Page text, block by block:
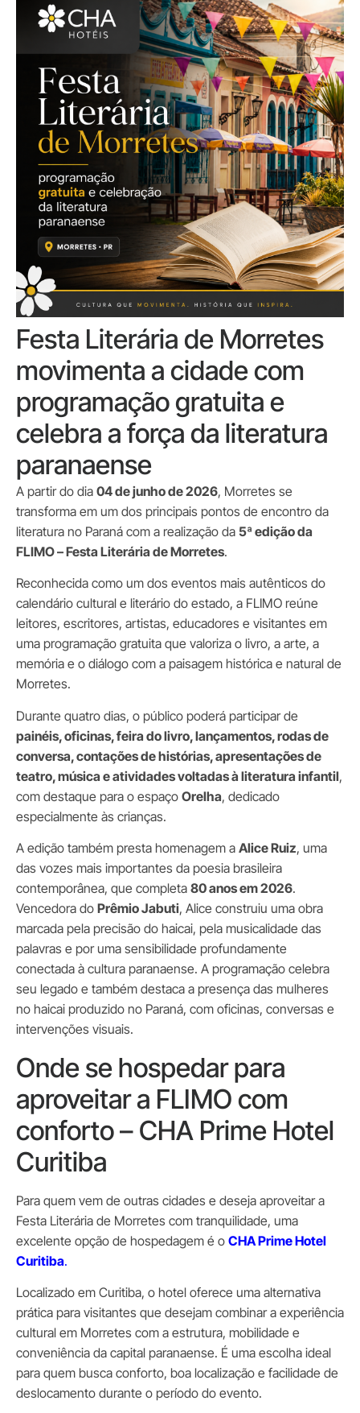
Festa Literária de Morretes
movimenta a cidade com
programação gratuita e
celebra a força da literatura
paranaense
A partir do dia 04 de junho de 2026, Morretes se
transforma em um dos principais pontos de encontro da
literatura no Paraná com a realização da 5ª edição da
FLIMO – Festa Literária de Morretes.
Reconhecida como um dos eventos mais autênticos do
calendário cultural e literário do estado, a FLIMO reúne
leitores, escritores, artistas, educadores e visitantes em
uma programação gratuita que valoriza o livro, a arte, a
memória e o diálogo com a paisagem histórica e natural de
Morretes.
Durante quatro dias, o público poderá participar de
painéis, oficinas, feira do livro, lançamentos, rodas de
conversa, contações de histórias, apresentações de
teatro, música e atividades voltadas à literatura infantil,
com destaque para o espaço Orelha, dedicado
especialmente às crianças.
A edição também presta homenagem a Alice Ruiz, uma
das vozes mais importantes da poesia brasileira
contemporânea, que completa 80 anos em 2026.
Vencedora do Prêmio Jabuti, Alice construiu uma obra
marcada pela precisão do haicai, pela musicalidade das
palavras e por uma sensibilidade profundamente
conectada à cultura paranaense. A programação celebra
seu legado e também destaca a presença das mulheres
no haicai produzido no Paraná, com oficinas, conversas e
intervenções visuais.
Onde se hospedar para
aproveitar a FLIMO com
conforto – CHA Prime Hotel
Curitiba
Para quem vem de outras cidades e deseja aproveitar a
Festa Literária de Morretes com tranquilidade, uma
excelente opção de hospedagem é o CHA Prime Hotel
Curitiba.
Localizado em Curitiba, o hotel oferece uma alternativa
prática para visitantes que desejam combinar a experiência
cultural em Morretes com a estrutura, mobilidade e
conveniência da capital paranaense. É uma escolha ideal
para quem busca conforto, boa localização e facilidade de
deslocamento durante o período do evento.